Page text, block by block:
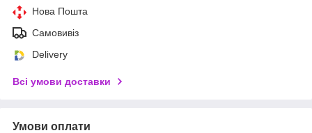
Нова Пошта
Самовивіз
Delivery
Всі умови доставки
Умови оплати